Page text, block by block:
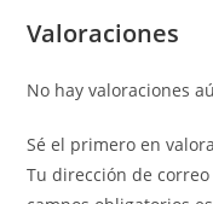
Valoraciones
No hay valoraciones
Sé el primero en
Tu dirección de